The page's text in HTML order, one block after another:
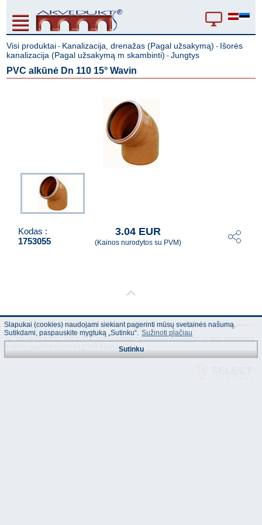
Visi produktai - Kanalizacija, drenažas (Pagal užsakymą) - Išorės
kanalizacija (Pagal užsakymą m skambinti) -Jungtys
PVC alkūnė Dn 110 15° Wavin
Kodas :
1753055
3.04 EUR
(Kainos nurodytos su PVM)
© "AS Akvedukts" 2026. Dalinai ar pilnai naudojant duomenis iš šios svetainės
būtina naudoti nuorodą Į "AS Akvedukts"!
Slapukai (cookies) naudojami siekiant pagerinti mūsų svetainės našumą.
Sutikdami, paspauskite mygtuką „Sutinku“. Sužinoti plačiau
Sutinku